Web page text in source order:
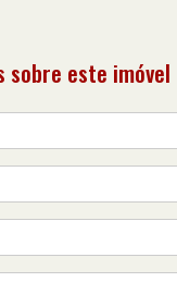
este imóvel